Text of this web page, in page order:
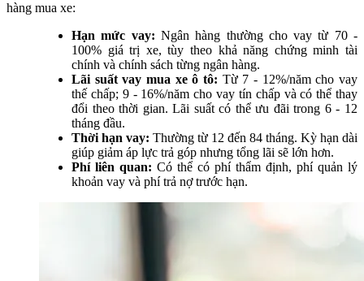
hàng mua xe:
Hạn mức vay: Ngân hàng thường cho vay từ 70 -
100% giá trị xe, tùy theo khả năng chứng minh tài
chính và chính sách từng ngân hàng.
Lãi suất vay mua xe ô tô: Từ 7 - 12%/năm cho vay
thế chấp; 9 - 16%/năm cho vay tín chấp và có thể thay
đổi theo thời gian. Lãi suất có thể ưu đãi trong 6 - 12
tháng đầu.
Thời hạn vay: Thường từ 12 đến 84 tháng. Kỳ hạn dài
giúp giảm áp lực trả góp nhưng tổng lãi sẽ lớn hơn.
Phí liên quan: Có thể có phí thẩm định, phí quản lý
khoản vay và phí trả nợ trước hạn.